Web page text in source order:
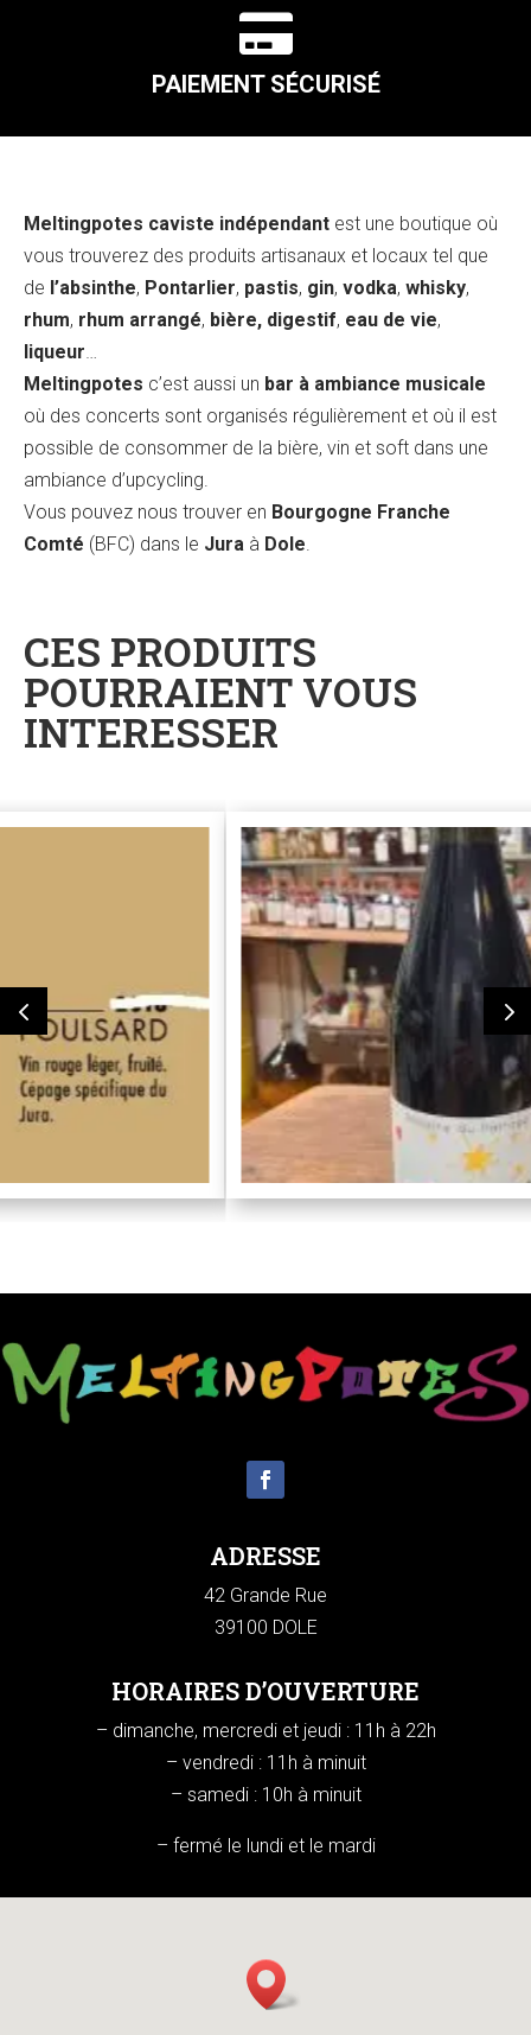

PAIEMENT SÉCURISÉ
Meltingpotes caviste indépendant est une boutique où
vous trouverez des produits artisanaux et locaux tel que
de l’absinthe, Pontarlier, pastis, gin, vodka, whisky,
rhum, rhum arrangé, bière, digestif, eau de vie,
liqueur…
Meltingpotes c’est aussi un bar à ambiance musicale
où des concerts sont organisés régulièrement et où il est
possible de consommer de la bière, vin et soft dans une
ambiance d’upcycling.
Vous pouvez nous trouver en Bourgogne Franche
Comté (BFC) dans le Jura à Dole.
CES PRODUITS
POURRAIENT VOUS
INTERESSER
ADRESSE
42 Grande Rue
39100 DOLE
HORAIRES D’OUVERTURE
– dimanche, mercredi et jeudi : 11h à 22h
– vendredi : 11h à minuit
– samedi : 10h à minuit
– fermé le lundi et le mardi